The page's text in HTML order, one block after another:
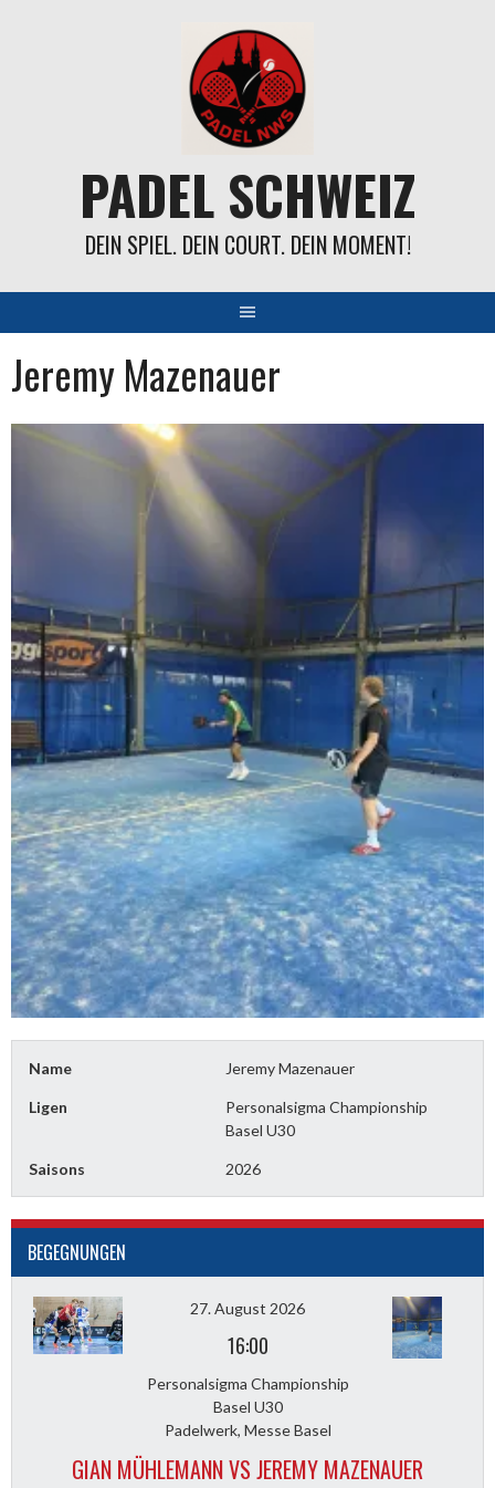
PADEL SCHWEIZ
DEIN SPIEL. DEIN COURT. DEIN MOMENT!
Jeremy Mazenauer
Name Jeremy Mazenauer
Ligen
Personalsigma Championship
Basel U30
Saisons 2026
BEGEGNUNGEN
27. August 2026
16:00
Personalsigma Championship
Basel U30
Padelwerk, Messe Basel
GIAN MÜHLEMANN VS JEREMY MAZENAUER